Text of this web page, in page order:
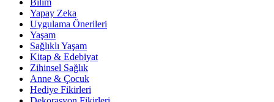
Bilim
Yapay Zeka
Uygulama Önerileri
Yaşam
Sağlıklı Yaşam
Kitap & Edebiyat
Zihinsel Sağlık
Anne & Çocuk
Hediye Fikirleri